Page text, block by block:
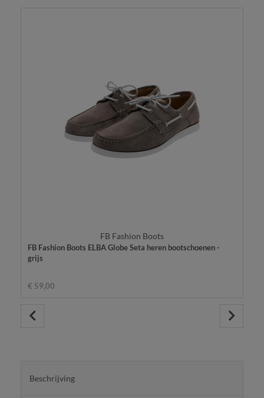
FB Fashion Boots
FB Fashion Boots ELBA Globe Seta heren bootschoenen -
grijs
€ 59,00
Beschrijving